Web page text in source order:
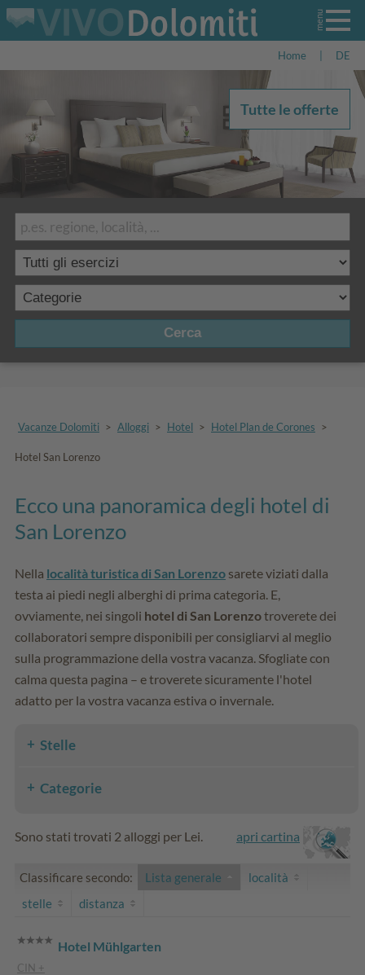
Home DE
Cerca
Tutte le offerte
Vacanze Dolomiti > Alloggi > Hotel > Hotel Plan de Corones >
Hotel San Lorenzo
Ecco una panoramica degli hotel di
San Lorenzo
Nella località turistica di San Lorenzo sarete viziati dalla
testa ai piedi negli alberghi di prima categoria. E,
ovviamente, nei singoli hotel di San Lorenzotroverete dei
collaboratori sempre disponibili per consigliarvi al meglio
sulla programmazione della vostra vacanza. Sfogliate con
calma questa pagina – e troverete sicuramente l'hotel
adatto per la vostra vacanza estiva o invernale.
Stelle
Categorie
apri cartina
Sono stati trovati 2 alloggi per Lei.
Classificare secondo: Lista generale
località
stelle
distanza
Hotel Mühlgarten
CIN +